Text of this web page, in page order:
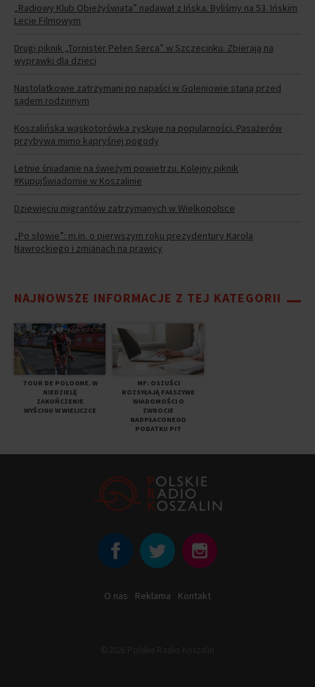
„Radiowy Klub Obieżyświata” nadawał z Ińska. Byliśmy na 53. Ińskim
Lecie Filmowym
Drugi piknik „Tornister Pełen Serca” w Szczecinku. Zbierają na
wyprawki dla dzieci
Nastolatkowie zatrzymani po napaści w Goleniowie staną przed
sądem rodzinnym
Koszalińska wąskotorówka zyskuje na popularności. Pasażerów
przybywa mimo kapryśnej pogody
Letnie śniadanie na świeżym powietrzu. Kolejny piknik
#KupujŚwiadomie w Koszalinie
Dziewięciu migrantów zatrzymanych w Wielkopolsce
„Po słowie”: m.in. o pierwszym roku prezydentury Karola
Nawrockiego i zmianach na prawicy
NAJNOWSZE INFORMACJE Z TEJ KATEGORII
TOUR DE POLOGNE. W
NIEDZIELĘ
ZAKOŃCZENIE
WYŚCIGU W WIELICZCE
MF: OSZUŚCI
ROZSYŁAJĄ FAŁSZYWE
WIADOMOŚCI O
ZWROCIE
NADPŁACONEGO
PODATKU PIT
O nas Reklama Kontakt